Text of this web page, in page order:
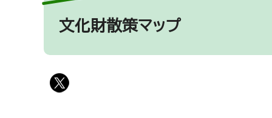
文化財散策マップ